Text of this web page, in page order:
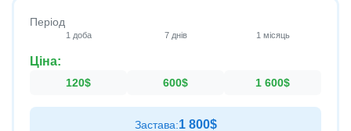
Період
1 доба 7 днів 1 місяць
Ціна:
120$ 600$ 1 600$
Застава:1 800$